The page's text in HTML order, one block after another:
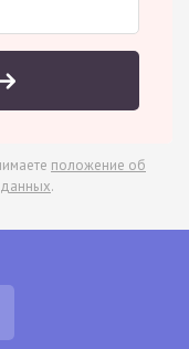
положение об
.